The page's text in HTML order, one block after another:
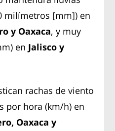
milímetros [mm]) en
y Oaxaca, y muy
en Jalisco y
rachas de viento
por hora (km/h) en
Oaxaca y